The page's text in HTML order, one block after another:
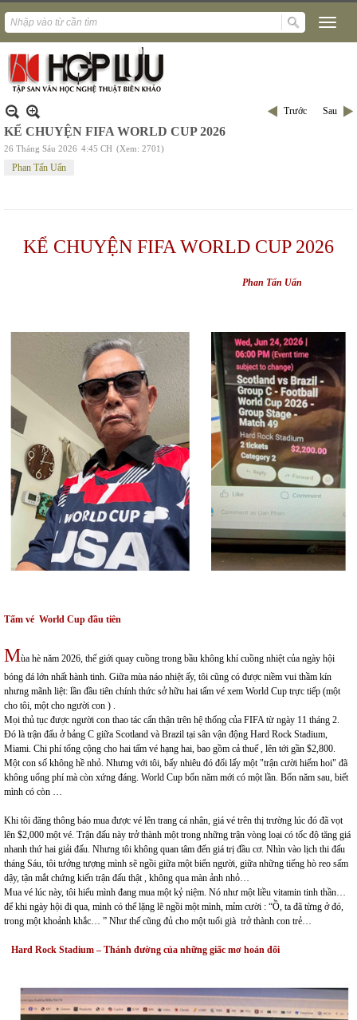
Trước Sau
KỂ CHUYỆN FIFA WORLD CUP 2026
26 Tháng Sáu 2026 4:45 CH (Xem: 2701)
Phan Tấn Uẩn
KỂ CHUYỆN FIFA WORLD CUP 2026
Phan Tấn Uẩn
Tấm vé World Cup đầu tiên
Mùa hè năm 2026, thế giới quay cuồng trong bầu không khí cuồng nhiệt của ngày hội
bóng đá lớn nhất hành tinh. Giữa mùa náo nhiệt ấy, tôi cũng có được niềm vui thầm kín
nhưng mãnh liệt: lần đầu tiên chính thức sở hữu hai tấm vé xem World Cup trực tiếp (một
cho tôi, một cho người con ) .
Mọi thủ tục được người con thao tác cẩn thận trên hệ thống của FIFA từ ngày 11 tháng 2.
Đó là trận đấu ở bảng C giữa Scotland và Brazil tại sân vận động Hard Rock Stadium,
Miami. Chi phí tổng cộng cho hai tấm vé hạng hai, bao gồm cả thuế , lên tới gần $2,800.
Một con số không hề nhỏ. Nhưng với tôi, bấy nhiêu đó đổi lấy một "trận cười hiếm hoi" đã
không uổng phí mà còn xứng đáng. World Cup bốn năm mới có một lần. Bốn năm sau, biết
mình có còn …
Khi tôi đăng thông báo mua được vé lên trang cá nhân, giá vé trên thị trường lúc đó đã vọt
lên $2,000 một vé. Trận đấu này trở thành một trong những trận vòng loại có tốc độ tăng giá
nhanh thứ hai giải đấu. Nhưng tôi không quan tâm đến giá trị đầu cơ. Nhìn vào lịch thi đấu
tháng Sáu, tôi tưởng tượng mình sẽ ngồi giữa một biển người, giữa những tiếng hò reo sấm
dậy, tận mắt chứng kiến trận đấu thật , không qua màn ảnh nhỏ…
Mua vé lúc này, tôi hiểu mình đang mua một kỷ niệm. Nó như một liều vitamin tinh thần…
để khi ngày hội đi qua, mình có thể lặng lẽ ngồi một mình, mỉm cười : “Ồ, ta đã từng ở đó,
trong một khoảnh khắc… ” Như thế cũng đủ cho một tuổi già trở thành con trẻ…
Hard Rock Stadium – Thánh đường của những giấc mơ hoán đổi